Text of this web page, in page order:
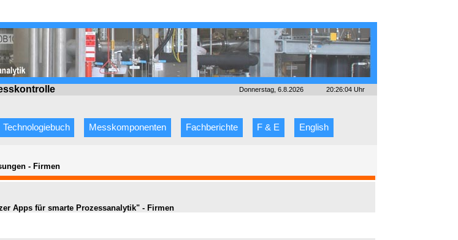
Donnerstag, 6.8.2026 20:26:04 Uhr
Technologiebuch Messkomponenten Fachberichte F & E English
- Firmen
Apps für smarte Prozessanalytik" - Firmen